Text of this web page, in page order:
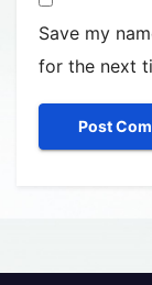
Save my
for the next